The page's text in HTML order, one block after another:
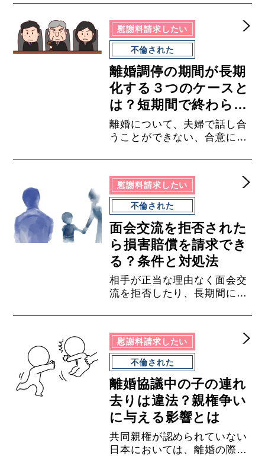
が開始していたのかを調査し
ましょう。離婚することを合
意していない段階で交際が始
まったのであれば、慰謝料の
請求が認められる可能性は比
較的高いと言えますので、証
拠を集めた上で離婚調停で併
せて慰謝料を請求しましょ
う。
慰謝料請求したい
不倫された
離婚調停の期間が長期
化する３つのケースと
は？短期間で終わらせ
る４つのポイント
離婚について、夫婦で話し合
うことができない、合意に至
婚調停を申し立てることにな
ります。期間は平均すると、
およそ７ヶ月ですが、中には
１〜２年以上かかるケースも
あります。このコラムでは、
離婚調停が長期化するケース
や、短期間で終わらせるポイ
ントなどについて弁護士が解
説します。
慰謝料請求したい
不倫された
面会交流を拒否された
ら損害賠償を請求でき
る？条件と対処法
相手が正当な理由なく面会交
流を拒否したり、長期間にわ
るといった場合、損害賠償請
求ができる可能性がありま
す。その他にも、履行勧告の
申出や間接強制の申立てによ
って、面会交流の実施を促す
ことも可能です。面会交流が
されず、どうして良いか分か
らない場合には、一度弁護士
に相談することをお勧めしま
す。
慰謝料請求したい
不倫された
離婚協議中の子の連れ
去りは違法？親権争い
に与える影響とは
共同親権が認められていない
日本においては、離婚の際に